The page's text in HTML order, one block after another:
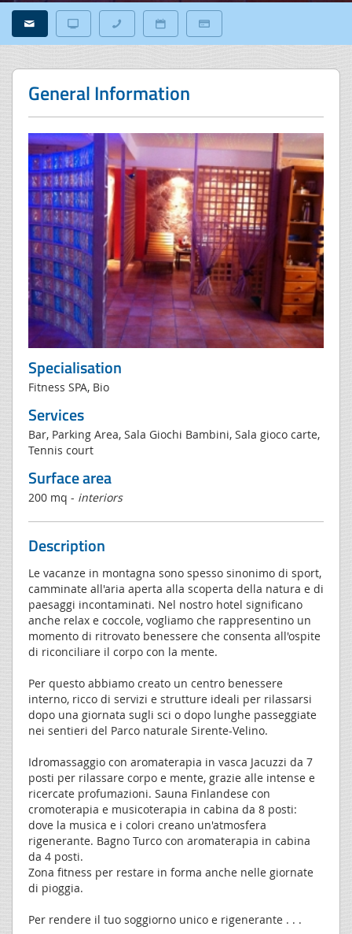
General Information
Specialisation
Fitness SPA, Bio
Services
Bar, Parking Area, Sala Giochi Bambini, Sala gioco carte,
Tennis court
Surface area
200 mq - interiors
Description
Le vacanze in montagna sono spesso sinonimo di sport,
camminate all'aria aperta alla scoperta della natura e di
paesaggi incontaminati. Nel nostro hotel significano
anche relax e coccole, vogliamo che rappresentino un
momento di ritrovato benessere che consenta all'ospite
di riconciliare il corpo con la mente.
Per questo abbiamo creato un centro benessere
interno, ricco di servizi e strutture ideali per rilassarsi
dopo una giornata sugli sci o dopo lunghe passeggiate
nei sentieri del Parco naturale Sirente-Velino.
Idromassaggio con aromaterapia in vasca Jacuzzi da 7
posti per rilassare corpo e mente, grazie alle intense e
ricercate profumazioni. Sauna Finlandese con
cromoterapia e musicoterapia in cabina da 8 posti:
dove la musica e i colori creano un'atmosfera
rigenerante. Bagno Turco con aromaterapia in cabina
da 4 posti.
Zona fitness per restare in forma anche nelle giornate
di pioggia.
Per rendere il tuo soggiorno unico e rigenerante . . .